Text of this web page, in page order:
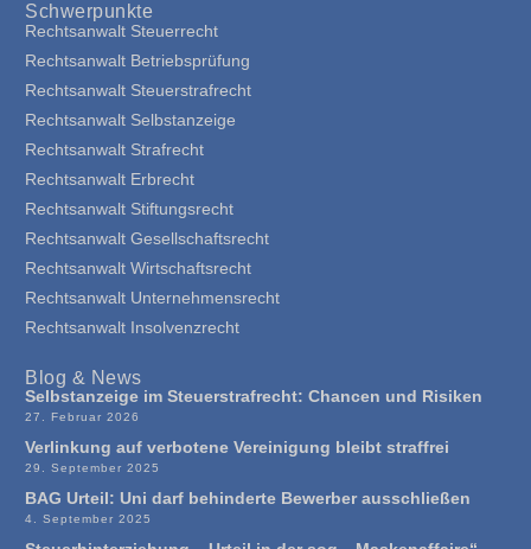
Schwerpunkte
Rechtsanwalt Steuerrecht
Rechtsanwalt Betriebsprüfung
Rechtsanwalt Steuerstrafrecht
Rechtsanwalt Selbstanzeige
Rechtsanwalt Strafrecht
Rechtsanwalt Erbrecht
Rechtsanwalt Stiftungsrecht
Rechtsanwalt Gesellschaftsrecht
Rechtsanwalt Wirtschaftsrecht
Rechtsanwalt Unternehmensrecht
Rechtsanwalt Insolvenzrecht
Blog & News
Selbstanzeige im Steuerstrafrecht: Chancen und Risiken
27. Februar 2026
Verlinkung auf verbotene Vereinigung bleibt straffrei
29. September 2025
BAG Urteil: Uni darf behinderte Bewerber ausschließen
4. September 2025